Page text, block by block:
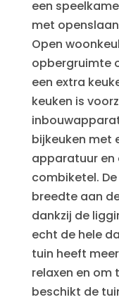
een
met
Open
opbergruimte
een extra
keuken is
bijkeuken met
apparatuur
combiketel.
breedte aan
dankzij de
echt de hele
tuin heeft
relaxen en om
beschikt de